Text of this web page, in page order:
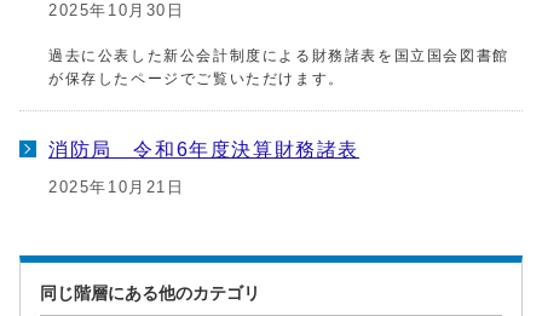
2025年10月30日
過去に公表した新公会計制度による財務諸表を国立国会図書館
が保存したページでご覧いただけます。
消防局 令和6年度決算財務諸表
2025年10月21日
同じ階層にある他のカテゴリ